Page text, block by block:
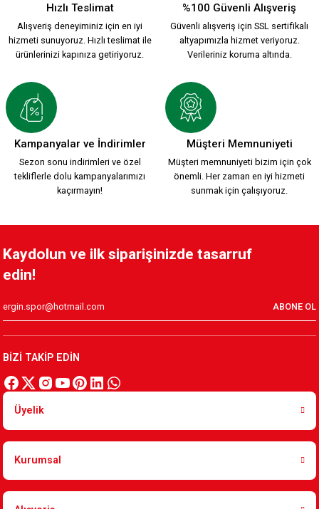
Hızlı Teslimat
Alışveriş deneyiminiz için en iyi
hizmeti sunuyoruz. Hızlı teslimat ile
ürünlerinizi kapınıza getiriyoruz.
%100 Güvenli Alışveriş
Güvenli alışveriş için SSL sertifikalı
altyapımızla hizmet veriyoruz.
Verileriniz koruma altında.
Kampanyalar ve İndirimler
Sezon sonu indirimleri ve özel
tekliflerle dolu kampanyalarımızı
kaçırmayın!
Müşteri Memnuniyeti
Müşteri memnuniyeti bizim için çok
önemli. Her zaman en iyi hizmeti
sunmak için çalışıyoruz.
Kaydolun ve ilk siparişinizde tasarruf
edin!
ABONE OL
BİZİ TAKİP EDİN
Üyelik
Kurumsal